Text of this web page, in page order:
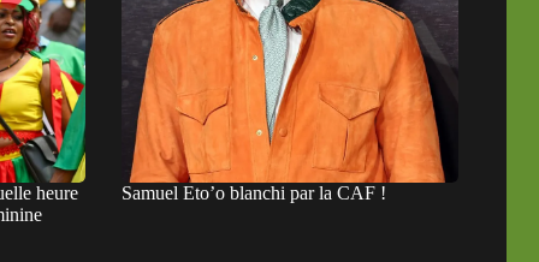
heure
Samuel Eto’o blanchi par la CAF !